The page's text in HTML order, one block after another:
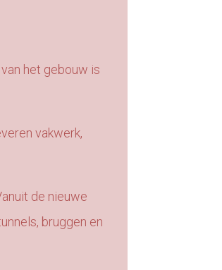
het gebouw is
vakwerk,
de nieuwe
bruggen en